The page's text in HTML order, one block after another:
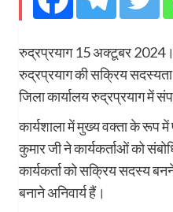
रुद्रप्रयाग 15 अक्टूबर
रुद्रप्रयाग की सक्रिय सदस्यता
जिला कार्यालय रुद्रप्रयाग में
कार्यशाला में मुख्य वक्ता के रूप
कुमार जी ने कार्यकर्ताओं को
कार्यकर्ता को सक्रिय सदस्य
बनाने अनिवार्य हैं।